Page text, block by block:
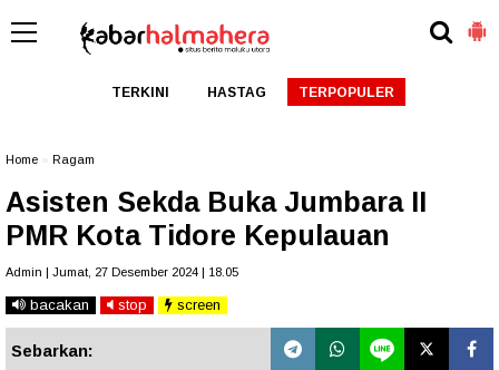
TERKINI HASTAG TERPOPULER
Home Ragam
Asisten Sekda Buka Jumbara II
PMR Kota Tidore Kepulauan
Admin | Jumat, 27 Desember 2024 | 18.05
bacakan stop screen
Sebarkan: